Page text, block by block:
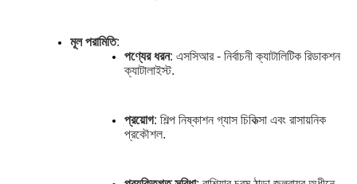
মূল পরামিতি:
পণ্যের ধরন: এসসিআর - নির্বাচনী ক্যাটালিটিক রিডাকশন
ক্যাটালাইস্ট.
প্রয়োগ: শিল্প নিষ্কাশন গ্যাস চিকিত্সা এবং রাসায়নিক
প্রকৌশল.